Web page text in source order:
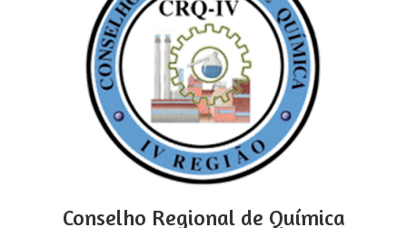
Conselho Regional de Química